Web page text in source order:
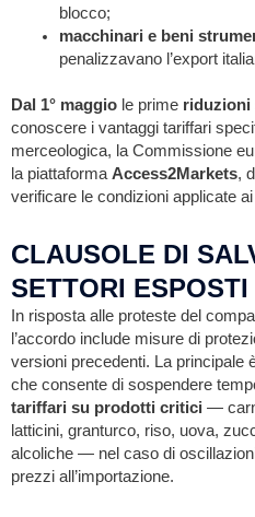
blocco;
macchinari e beni
penalizzavano l’export
Dal 1° maggio le prime riduzioni
conoscere i vantaggi tariffari
merceologica, la Commissione
la piattaformaAccess2Markets,
verificare le condizioni applicate
CLAUSOLE DI
SETTORI ESPOSTI
In risposta alle proteste del
l’accordo include misure di
versioni precedenti. La principale
che consente di sospendere
tariffari su prodotti critici —
latticini, granturco, riso, uova,
alcoliche — nel caso di
prezzi all’importazione.